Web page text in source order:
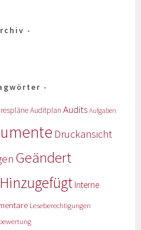
Auditplan Audits Aufgaben
Druckansicht
Geändert
Hinzugefügt Interne
Leseberechtigungen